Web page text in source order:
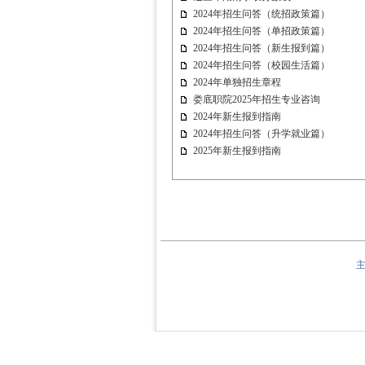
2024年招生问答（统招政策篇）
2024年招生问答（单招政策篇）
2024年招生问答（新生报到篇）
2024年招生问答（校园生活篇）
2024年单独招生章程
娄底职院2025年招生专业咨询
2024年新生报到指南
2024年招生问答（升学就业篇）
2025年新生报到指南